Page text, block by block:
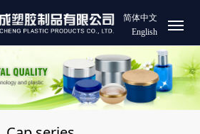
简体中文
English